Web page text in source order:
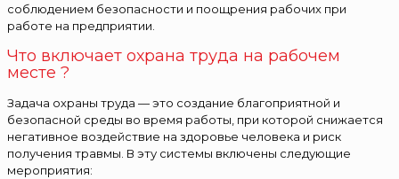
соблюдением безопасности и поощрения рабочих при
работе на предприятии.
Что включает охрана труда на рабочем
месте ?
Задача охраны труда — это создание благоприятной и
безопасной среды во время работы, при которой снижается
негативное воздействие на здоровье человека и риск
получения травмы. В эту системы включены следующие
мероприятия: